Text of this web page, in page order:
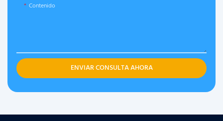
Contenido
ENVIAR CONSULTA AHORA